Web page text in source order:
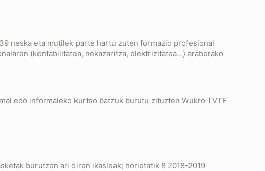
neska eta mutilek parte hartu zuten formazio profesional
(kontabilitatea, nekazaritza, elektrizitatea…) araberako
edo informaleko kurtso batzuk burutu zituzten Wukro TVTE
burutzen ari diren ikasleak; horietatik 8 2018-2019